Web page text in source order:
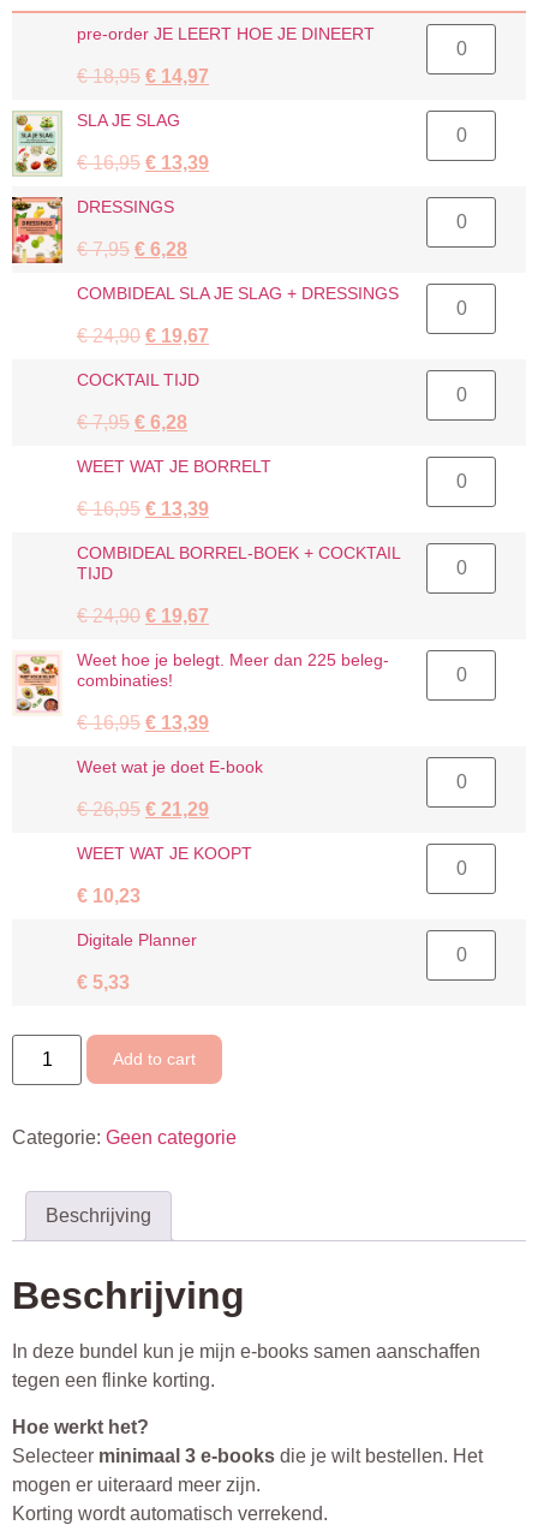
pre-order JE LEERT HOE JE DINEERT
€18,95 Oorspronkelijke
was:
€ 18,95.
€ 14,97
pre-
order
JE
DINEERT
SLA JE SLAG
€16,95 Oorspronkelijke
was:
€ 16,95.
€ 13,39Huidige
SLA
DRESSINGS
€7,95 Oorspronkelijke
was:
€ 7,95.
€ 6,28Huidige
is:
€ 6,28.
DRESSINGS
aantal
COMBIDEAL SLA JE SLAG + DRESSINGS
€24,90 Oorspronkelijke
was:
€ 24,90.
€ 19,67
COMBIDEAL
DRESSINGS
aantal
COCKTAIL TIJD
€7,95 Oorspronkelijke
was:
€ 7,95.
€ 6,28Huidige
is:
€ 6,28.
COCKTAIL
TIJD
WEET WAT JE BORRELT
€16,95 Oorspronkelijke
was:
€ 13,39Huidige
is:
WEET
WAT
COMBIDEAL BORREL-BOEK + COCKTAIL
TIJD
€24,90 Oorspronkelijke
was:
€ 24,90.
€ 19,67
is:
COMBIDEAL
BORREL-
aantal
Weet hoe je belegt. Meer dan 225 beleg-
combinaties!
€16,95 Oorspronkelijke
was:
€ 16,95.
€ 13,39Huidige
is:
Weet
225
beleg-
combinaties!
aantal
Weet wat je doet E-book
€26,95 Oorspronkelijke
was:
€ 21,29Huidige
is:
Weet
book
aantal
WEET WAT JE KOOPT
€ 10,23
WEET
WAT
Digitale Planner
€ 5,33
Digitale
Planner
DE
BUNDEL
MIX
stel
nu
tijdelijk
21%
Add to cart
Categorie: Geen categorie
Beschrijving
Beschrijving
In deze bundel kun je mijn e-books samen aanschaffen
tegen een flinke korting.
Hoe werkt het?
Selecteer minimaal 3 e-books die je wilt bestellen. Het
mogen er uiteraard meer zijn.
Korting wordt automatisch verrekend.